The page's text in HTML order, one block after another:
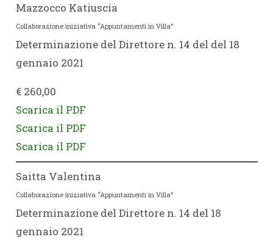
Mazzocco Katiuscia
Collaborazione iniziativa “Appuntamenti in Villa”
Determinazione del Direttore n. 14 del del 18
gennaio 2021
€ 260,00
Scarica il PDF
Scarica il PDF
Scarica il PDF
Saitta Valentina
Collaborazione iniziativa “Appuntamenti in Villa”
Determinazione del Direttore n. 14 del 18
gennaio 2021